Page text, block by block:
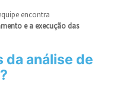
encontra
e a execução das
da análise de